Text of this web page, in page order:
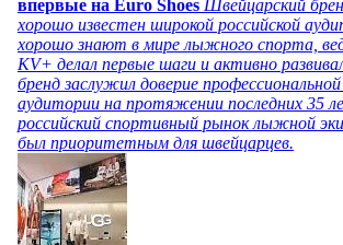
впервые на Euro Shoes Швейцарский
хорошо известен широкой российской
хорошо знают в мире лыжного спорта,
KV+ делал первые шаги и активно
бренд заслужил доверие
аудитории на протяжении последних 35
российский спортивный рынок лыжной
был приоритетным для швейцарцев.